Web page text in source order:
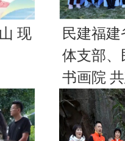
现
民建福
体支部、
书画院